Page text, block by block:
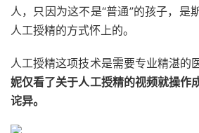
人，只因为这不是“普通”的孩子，是
人工授精的方式怀上的。
人工授精这项技术是需要专业精湛的
妮仅看了关于人工授精的视频就操作
诧异。